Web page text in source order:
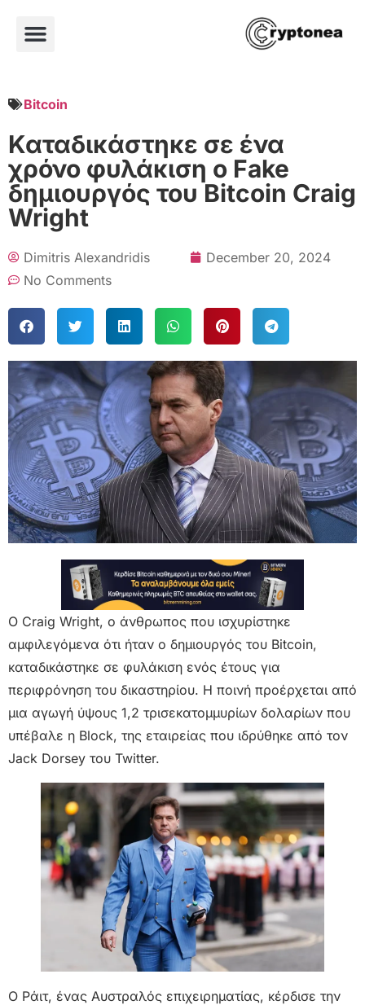
Bitcoin
Καταδικάστηκε σε ένα
χρόνο φυλάκιση ο Fake
δημιουργός του Bitcoin Craig
Wright
Dimitris Alexandridis
December 20, 2024
No Comments
Ο Craig Wright, ο άνθρωπος που ισχυρίστηκε
αμφιλεγόμενα ότι ήταν ο δημιουργός του Bitcoin,
καταδικάστηκε σε φυλάκιση ενός έτους για
περιφρόνηση του δικαστηρίου. Η ποινή προέρχεται από
μια αγωγή ύψους 1,2 τρισεκατομμυρίων δολαρίων που
υπέβαλε η Block, της εταιρείας που ιδρύθηκε από τον
Jack Dorsey του Twitter.
Ο Ράιτ, ένας Αυστραλός επιχειρηματίας, κέρδισε την